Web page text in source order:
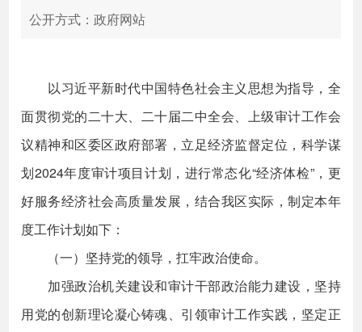
公开方式：政府网站
以习近平新时代中国特色社会主义思想为指导，全
面贯彻党的二十大、二十届二中全会、上级审计工作会
议精神和区委区政府部署，立足经济监督定位，科学谋
划2024年度审计项目计划，进行常态化“经济体检”，更
好服务经济社会高质量发展，结合我区实际，制定本年
度工作计划如下：
（一）坚持党的领导，扛牢政治使命。
加强政治机关建设和审计干部政治能力建设，坚持
用党的创新理论凝心铸魂、引领审计工作实践，坚定正